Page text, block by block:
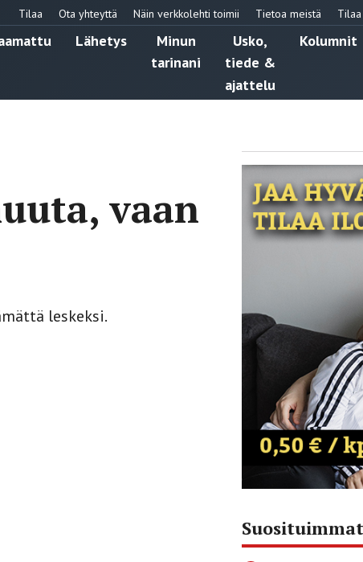
Tilaa Ota yhteyttä Näin verkkolehti toimii Tietoa meistä
Lähetys
Minun
tarinani
Usko,
tiede &
ajattelu
Kolumnit
vaan
leskeksi.
Suosituimmat